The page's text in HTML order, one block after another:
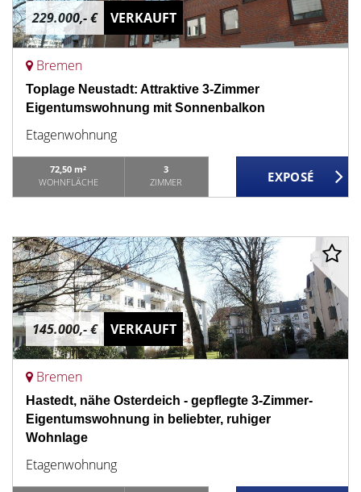
229.000,- € VERKAUFT
Bremen
Toplage Neustadt: Attraktive 3-Zimmer
Eigentumswohnung mit Sonnenbalkon
Etagenwohnung
72,50 m²
WOHNFLÄCHE
3
ZIMMER
145.000,- € VERKAUFT
Bremen
Hastedt, nähe Osterdeich - gepflegte 3-Zimmer-
Eigentumswohnung in beliebter, ruhiger
Wohnlage
Etagenwohnung